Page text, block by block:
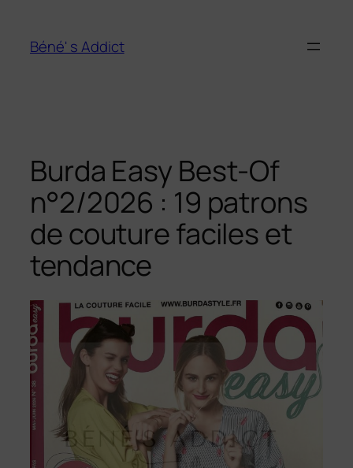
contenu
Béné' s Addict
Burda Easy Best-Of
n°2/2026 : 19 patrons
de couture faciles et
tendance